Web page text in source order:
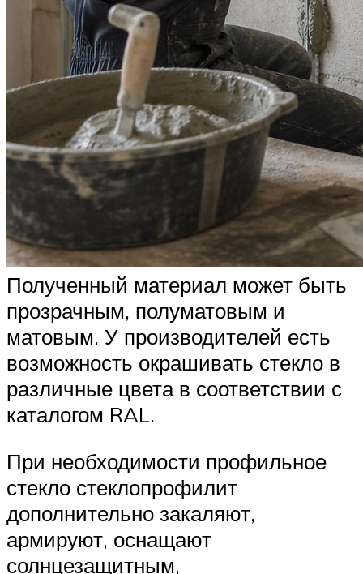
Полученный материал может быть
прозрачным, полуматовым и
матовым. У производителей есть
возможность окрашивать стекло в
различные цвета в соответствии с
каталогом RAL.
При необходимости профильное
стекло стеклопрофилит
дополнительно закаляют,
армируют, оснащают
солнцезащитным,